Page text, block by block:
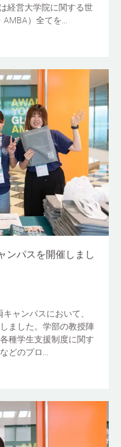
経営大学院に関する世
）全てを...
ンパスを開催しまし
ャンパスにおいて、
ました。学部の教授陣
種学生支援制度に関す
どのプロ...